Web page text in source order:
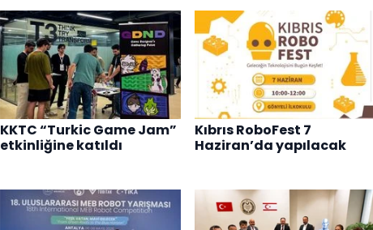
KKTC “Turkic Game Jam”
etkinliğine katıldı
Kıbrıs RoboFest 7
Haziran’da yapılacak